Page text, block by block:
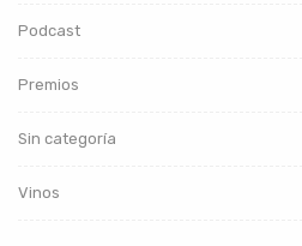
Podcast
Premios
Sin categoría
Vinos